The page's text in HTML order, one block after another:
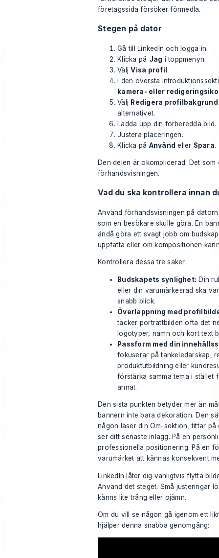
företagssida försöker förmedla.
Stegen på dator
Gå till LinkedIn och logga in.
Klicka på Jag i toppmenyn.
VäljVisa profil .
I den översta
kamera- eller
Välj Redigera profilbakgrund
alternativet.
Ladda upp din förberedda bild.
Justera placeringen.
Klicka på Använd eller Spara.
Den delen är okomplicerad. Det som
förhandsvisningen.
Vad du ska kontrollera innan
Använd förhandsvisningen på
som en besökare skulle göra. En
ändå göra ett svagt jobb om
uppfatta eller om kompositionen
Kontrollera dessa tre saker:
Budskapets synlighet: Din
eller din varumärkesrad ska
snabb blick.
Överlappning med
täcker porträttbilden ofta det
logotyper, namn och kort text
Passform med din
fokuserar på tankeledarskap,
produktutbildning eller
förstärka samma tema i stället
annat.
Den sista punkten betyder mer än
bannern inte bara dekoration. Den
någon läser din Om-sektion, tittar
ser ditt senaste inlägg. På en
professionella positionering. På en
varumärket att kännas konsekvent
LinkedIn låter dig vanligtvis flytta
Använd det steget. Små justeringar
känns lite trång eller ojämn.
Om du vill se någon gå igenom ett
hjälper denna snabba genomgång: